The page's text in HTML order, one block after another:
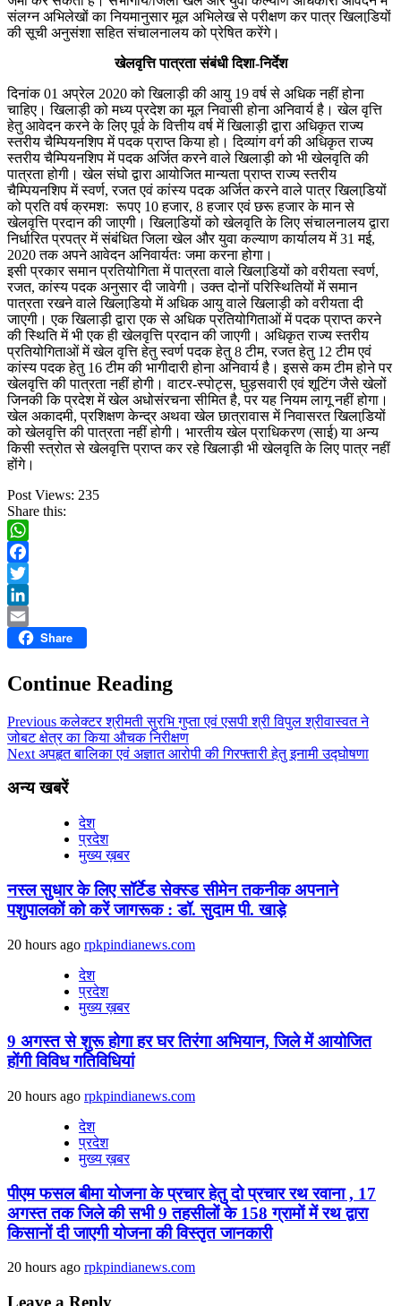
संलग्न अभिलेखों का नियमानुसार मूल अभिलेख से परीक्षण कर पात्र खिलाडि़यों
की सूची अनुसंशा सहित संचालनालय को प्रेषित करेंगे।
खेलवृत्ति पात्रता संबंधी दिशा-निर्देश
दिनांक 01 अप्रेल 2020 को खिलाड़ी की आयु 19 वर्ष से अधिक नहीं होना
चाहिए। खिलाड़ी को मध्य प्रदेश का मूल निवासी होना अनिवार्य है। खेल वृत्ति
हेतु आवेदन करने के लिए पूर्व के वित्तीय वर्ष में खिलाड़ी द्वारा अधिकृत राज्य
स्तरीय चैम्पियनशिप में पदक प्राप्त किया हो। दिव्यांग वर्ग की अधिकृत राज्य
स्तरीय चैम्पियनशिप में पदक अर्जित करने वाले खिलाड़ी को भी खेलवृति की
पात्रता होगी। खेल संघो द्वारा आयोजित मान्यता प्राप्त राज्य स्तरीय
चैम्पियनशिप में स्वर्ण, रजत एवं कांस्य पदक अर्जित करने वाले पात्र खिलाडि़यों
को प्रति वर्ष क्रमशः रूपए 10 हजार, 8 हजार एवं छरू हजार के मान से
खेलवृत्ति प्रदान की जाएगी। खिलाडि़यों को खेलवृति के लिए संचालनालय द्वारा
निर्धारित प्रपत्र में संबंधित जिला खेल और युवा कल्याण कार्यालय में 31 मई,
2020 तक अपने आवेदन अनिवार्यतः जमा करना होगा।
इसी प्रकार समान प्रतियोगिता में पात्रता वाले खिलाडि़यों को वरीयता स्वर्ण,
रजत, कांस्य पदक अनुसार दी जावेगी। उक्त दोनों परिस्थितियों में समान
पात्रता रखने वाले खिलाडि़यो में अधिक आयु वाले खिलाड़ी को वरीयता दी
जाएगी। एक खिलाड़ी द्वारा एक से अधिक प्रतियोगिताओं में पदक प्राप्त करने
की स्थिति में भी एक ही खेलवृत्ति प्रदान की जाएगी। अधिकृत राज्य स्तरीय
प्रतियोगिताओं में खेल वृत्ति हेतु स्वर्ण पदक हेतु 8 टीम, रजत हेतु 12 टीम एवं
कांस्य पदक हेतु 16 टीम की भागीदारी होना अनिवार्य है। इससे कम टीम होने पर
खेलवृत्ति की पात्रता नहीं होगी। वाटर-स्पोट्स, घुड़सवारी एवं शूटिंग जैसे खेलों
जिनकी कि प्रदेश में खेल अधोसंरचना सीमित है, पर यह नियम लागू नहीं होगा।
खेल अकादमी, प्रशिक्षण केन्द्र अथवा खेल छात्रावास में निवासरत खिलाडि़यों
को खेलवृत्ति की पात्रता नहीं होगी। भारतीय खेल प्राधिकरण (साई) या अन्य
किसी स्त्रोत से खेलवृत्ति प्राप्त कर रहे खिलाड़ी भी खेलवृति के लिए पात्र नहीं
होंगे।
Post Views: 235
Share this:
WhatsApp
Facebook
Twitter
LinkedIn
Email Share
Continue Reading
Previousकलेक्टर श्रीमती सुरभि गुप्ता एवं एसपी श्री विपुल श्रीवास्वत ने
जोबट क्षेत्र का किया औचक निरीक्षण
Next अपहृत बालिका एवं अज्ञात आरोपी की गिरफ्तारी हेतु इनामी उद्घोषणा
अन्य खबरें
देश
प्रदेश
मुख्य ख़बर
नस्ल सुधार के लिए सॉर्टेड सेक्स्ड सीमेन तकनीक अपनाने
पशुपालकों को करें जागरूक : डॉ. सुदाम पी. खाड़े
20 hours ago rpkpindianews.com
देश
प्रदेश
मुख्य ख़बर
9 अगस्‍त से शुरू होगा हर घर तिरंगा अभियान, जिले में आयोजित
होंगी विविध गतिविधियां
20 hours ago rpkpindianews.com
देश
प्रदेश
मुख्य ख़बर
पीएम फसल बीमा योजना के प्रचार हेतु दो प्रचार रथ रवाना , 17
अगस्त तक जिले की सभी 9 तहसीलों के 158 ग्रामों में रथ द्वारा
किसानों दी जाएगी योजना की विस्तृत जानकारी
20 hours ago rpkpindianews.com
Leave a Reply